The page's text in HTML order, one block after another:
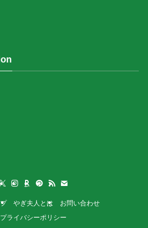
やぎ夫人とは
お問い合わせ
プライバシーポリシー